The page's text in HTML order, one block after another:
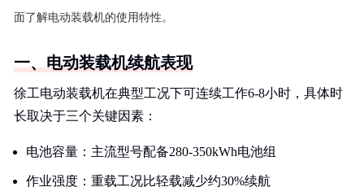
面了解电动装载机的使用特性。
一、电动装载机续航表现
徐工电动装载机在典型工况下可连续工作6-8小时，具体时
长取决于三个关键因素：
电池容量：主流型号配备280-350kWh电池组
作业强度：重载工况比轻载减少约30%续航